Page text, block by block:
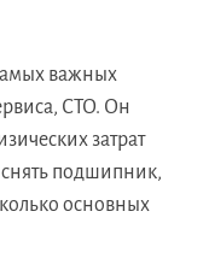
важных
СТО. Он
затрат
подшипник,
основных